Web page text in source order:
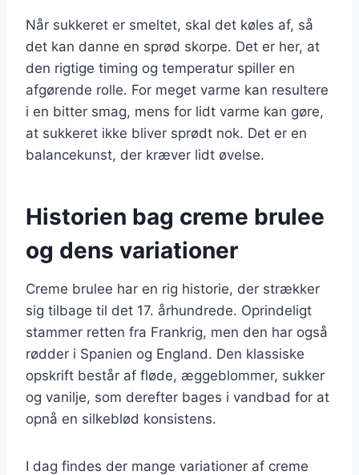
Når sukkeret er smeltet, skal det køles af, så
det kan danne en sprød skorpe. Det er her, at
den rigtige timing og temperatur spiller en
afgørende rolle. For meget varme kan resultere
i en bitter smag, mens for lidt varme kan gøre,
at sukkeret ikke bliver sprødt nok. Det er en
balancekunst, der kræver lidt øvelse.
Historien bag creme brulee
og dens variationer
Creme brulee har en rig historie, der strækker
sig tilbage til det 17. århundrede. Oprindeligt
stammer retten fra Frankrig, men den har også
rødder i Spanien og England. Den klassiske
opskrift består af fløde, æggeblommer, sukker
og vanilje, som derefter bages i vandbad for at
opnå en silkeblød konsistens.
I dag findes der mange variationer af creme